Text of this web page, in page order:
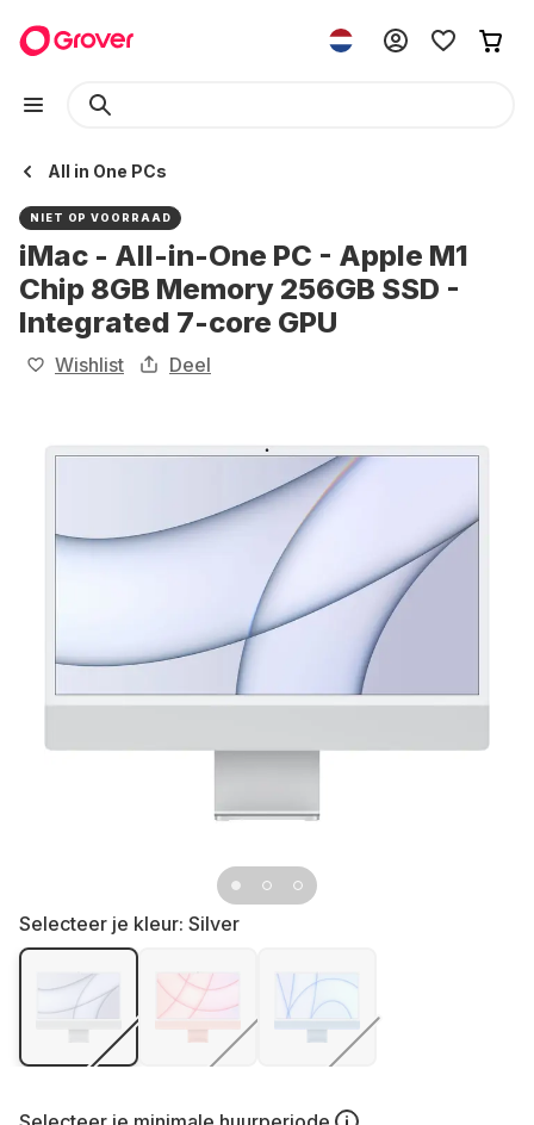
All in One PCs
NIET OP VOORRAAD
iMac - All-in-One PC - Apple M1
Chip 8GB Memory 256GB SSD -
Integrated 7-core GPU
Wishlist Deel
Selecteer je kleur: Silver